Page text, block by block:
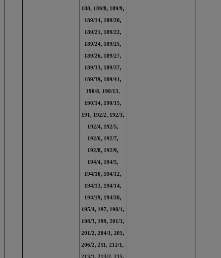
188, 189/8, 189/9,
189/14, 189/20,
189/21, 189/22,
189/24, 189/25,
189/26, 189/27,
189/33, 189/37,
189/39, 189/41,
190/8, 190/13,
190/14, 190/15,
191, 192/2, 192/3,
192/4, 192/5,
192/6, 192/7,
192/8, 192/9,
194/4, 194/5,
194/10, 194/12,
194/13, 194/14,
194/19, 194/20,
195/4, 197, 198/1,
198/3, 199, 201/1,
201/2, 204/1, 205,
206/2, 211, 212/1,
213/1, 213/2, 215,